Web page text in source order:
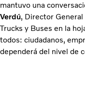
mantuvo una
Verdú, Director General
Trucks y Buses en la
todos: ciudadanos,
dependerá del nivel de